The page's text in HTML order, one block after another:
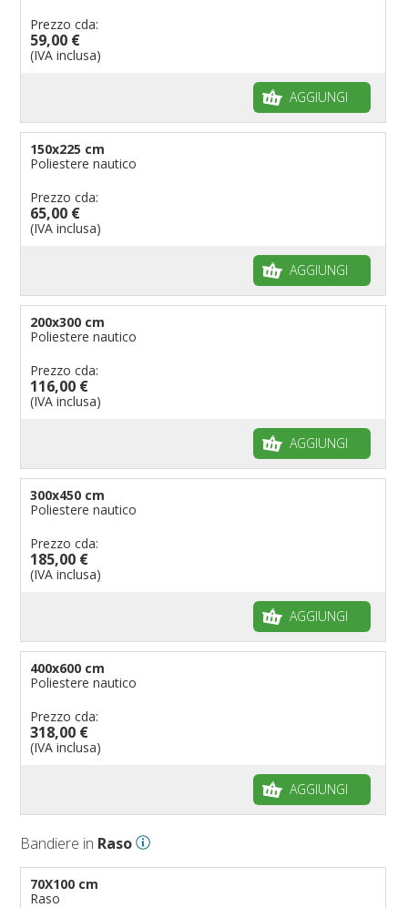
Prezzo cda:
59,00 €
(IVA inclusa)
AGGIUNGI
150x225 cm
Poliestere nautico
Prezzo cda:
65,00 €
(IVA inclusa)
AGGIUNGI
200x300 cm
Poliestere nautico
Prezzo cda:
116,00 €
(IVA inclusa)
AGGIUNGI
300x450 cm
Poliestere nautico
Prezzo cda:
185,00 €
(IVA inclusa)
AGGIUNGI
400x600 cm
Poliestere nautico
Prezzo cda:
318,00 €
(IVA inclusa)
AGGIUNGI
Bandiere in Raso
70X100 cm
Raso